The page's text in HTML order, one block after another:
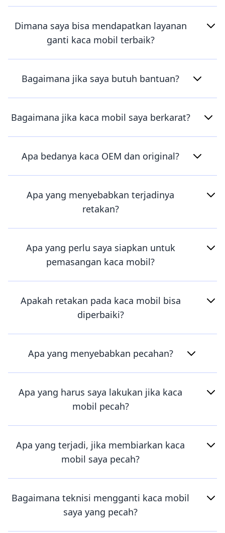
Dimana saya bisa mendapatkan layanan
ganti kaca mobil terbaik?
Bagaimana jika saya butuh bantuan?
Bagaimana jika kaca mobil saya berkarat?
Apa bedanya kaca OEM dan original?
Apa yang menyebabkan terjadinya
retakan?
Apa yang perlu saya siapkan untuk
pemasangan kaca mobil?
Apakah retakan pada kaca mobil bisa
diperbaiki?
Apa yang menyebabkan pecahan?
Apa yang harus saya lakukan jika kaca
mobil pecah?
Apa yang terjadi, jika membiarkan kaca
mobil saya pecah?
Bagaimana teknisi mengganti kaca mobil
saya yang pecah?